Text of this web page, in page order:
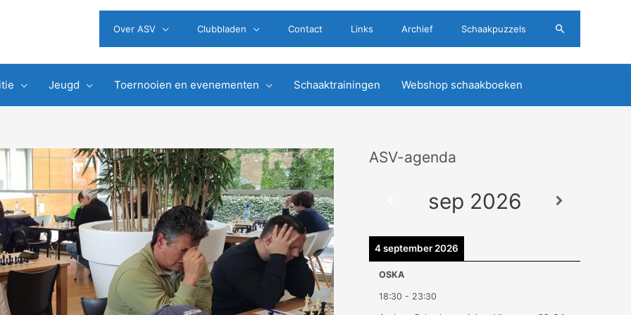
Over ASV Clubbladen Contact Links Archief Schaakpuzzels Zoeken
Jeugd Toernooien en evenementen Schaaktrainingen Webshop schaakboeken
ASV-agenda
sep 2026
4 september 2026
OSKA
18:30 - 23:30
A
e